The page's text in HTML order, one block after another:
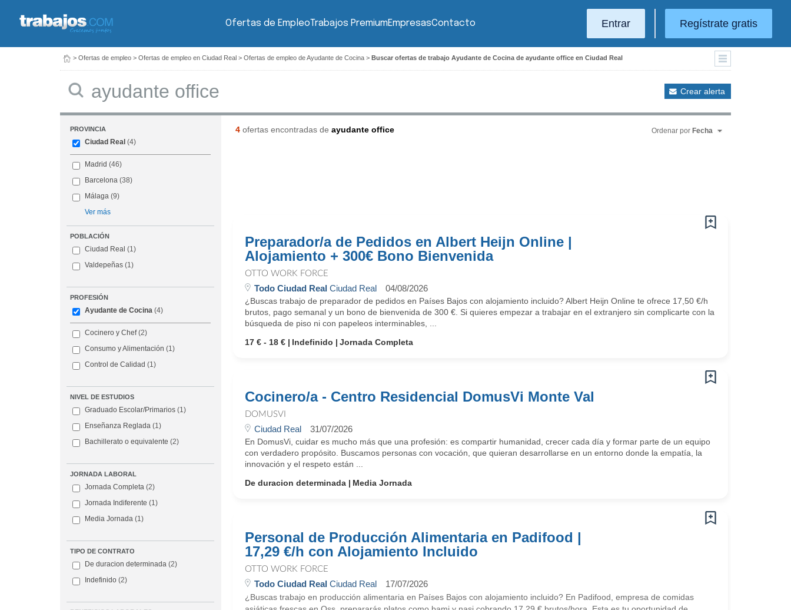
Ofertas de EmpleoTrabajos PremiumEmpresasContacto Entrar Regístrate gratis
> Ofertas de empleo > Ofertas de empleo en Ciudad Real > Ofertas de empleo de Ayudante de Cocina > Buscar ofertas de trabajo Ayudante de Cocina de ayudante office en Ciudad Real
Crear alerta
PROVINCIA
Ciudad Real (4)
Madrid (46)
Barcelona (38)
Málaga (9)
Ver más
POBLACIÓN
Ciudad Real (1)
Valdepeñas (1)
PROFESIÓN
Ayudante de Cocina (4)
Cocinero y Chef(2)
Consumo y Alimentación (1)
Control de Calidad (1)
NIVEL DE ESTUDIOS
Graduado Escolar/Primarios (1)
Enseñanza Reglada (1)
Bachillerato o equivalente (2)
JORNADA LABORAL
Jornada Completa (2)
Jornada Indiferente (1)
Media Jornada (1)
TIPO DE CONTRATO
De duracion determinada (2)
Indefinido (2)
4ofertas encontradas de ayudante office Ordenar por Fecha
Preparador/a de Pedidos en Albert Heijn Online |
Alojamiento + 300€ Bono Bienvenida
OTTO WORK FORCE
Todo Ciudad RealCiudad Real 04/08/2026
¿Buscas trabajo de preparador de pedidos en Países Bajos con alojamiento incluido? Albert Heijn Online te ofrece 17,50 €/h
brutos, pago semanal y un bono de bienvenida de 300 €. Si quieres empezar a trabajar en el extranjero sin complicarte con la
búsqueda de piso ni con papeleos interminables, ...
17 € - 18 €
Indefinido Jornada Completa
Cocinero/a - Centro Residencial DomusVi Monte Val
DOMUSVI
Ciudad Real 31/07/2026
En DomusVi, cuidar es mucho más que una profesión: es compartir humanidad, crecer cada día y formar parte de un equipo
con verdadero propósito. Buscamos personas con vocación, que quieran desarrollarse en un entorno donde la empatía, la
innovación y el respeto están ...
De duracion determinada
Media Jornada
Personal de Producción Alimentaria en Padifood |
17,29 €/h con Alojamiento Incluido
OTTO WORK FORCE
Todo Ciudad RealCiudad Real 17/07/2026
¿Buscas trabajo en producción alimentaria en Países Bajos con alojamiento incluido? En Padifood, empresa de comidas